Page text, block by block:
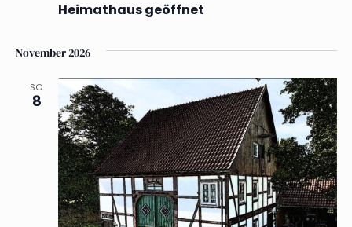
Heimathaus geöffnet
November 2026
SO.
8